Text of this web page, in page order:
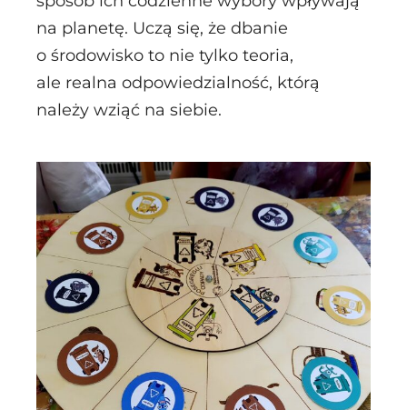
na planetę. Uczą się, że dbanie
o środowisko to nie tylko teoria,
ale realna odpowiedzialność, którą
należy wziąć na siebie.